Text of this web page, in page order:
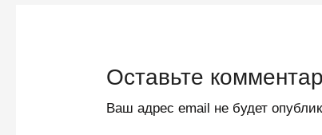
Оставьте
Ваш адрес email не будет